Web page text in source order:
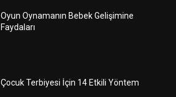
Oyun Oynamanın Bebek Gelişimine
Faydaları
Çocuk Terbiyesi İçin 14 Etkili Yöntem